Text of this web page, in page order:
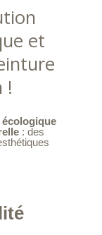
et
!
: des